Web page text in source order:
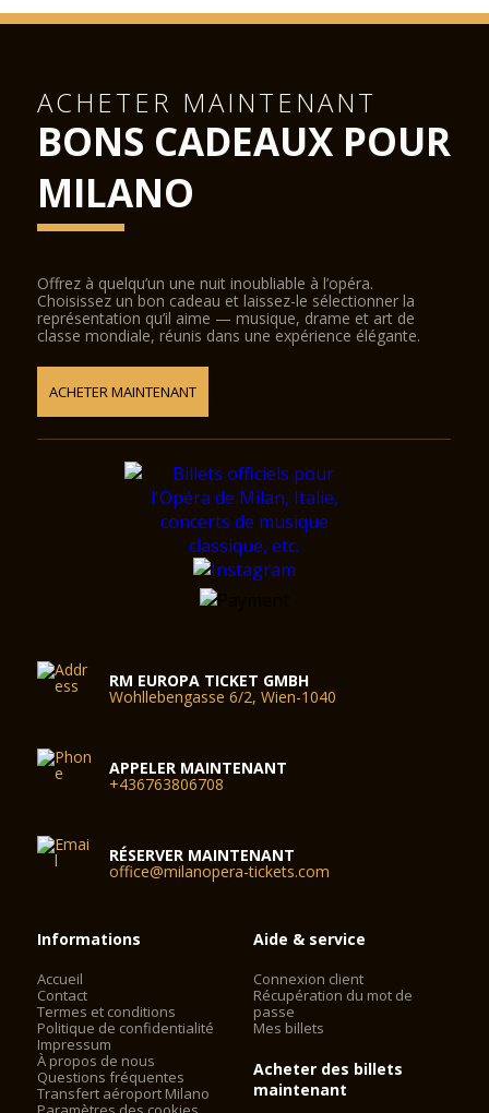
ACHETER MAINTENANT
BONS CADEAUX POUR
MILANO
Offrez à quelqu’un une nuit inoubliable à l’opéra.
Choisissez un bon cadeau et laissez-le sélectionner la
représentation qu’il aime — musique, drame et art de
classe mondiale, réunis dans une expérience élégante.
ACHETER MAINTENANT
RM EUROPA TICKET GMBH
Wohllebengasse 6/2, Wien-1040
APPELER MAINTENANT
+436763806708
RÉSERVER MAINTENANT
office@milanopera-tickets.com
Informations
Accueil
Contact
Termes et conditions
Politique de confidentialité
Impressum
À propos de nous
Questions fréquentes
Transfert aéroport Milano
Aide & service
Connexion client
Récupération du mot de
passe
Mes billets
Acheter des billets
maintenant